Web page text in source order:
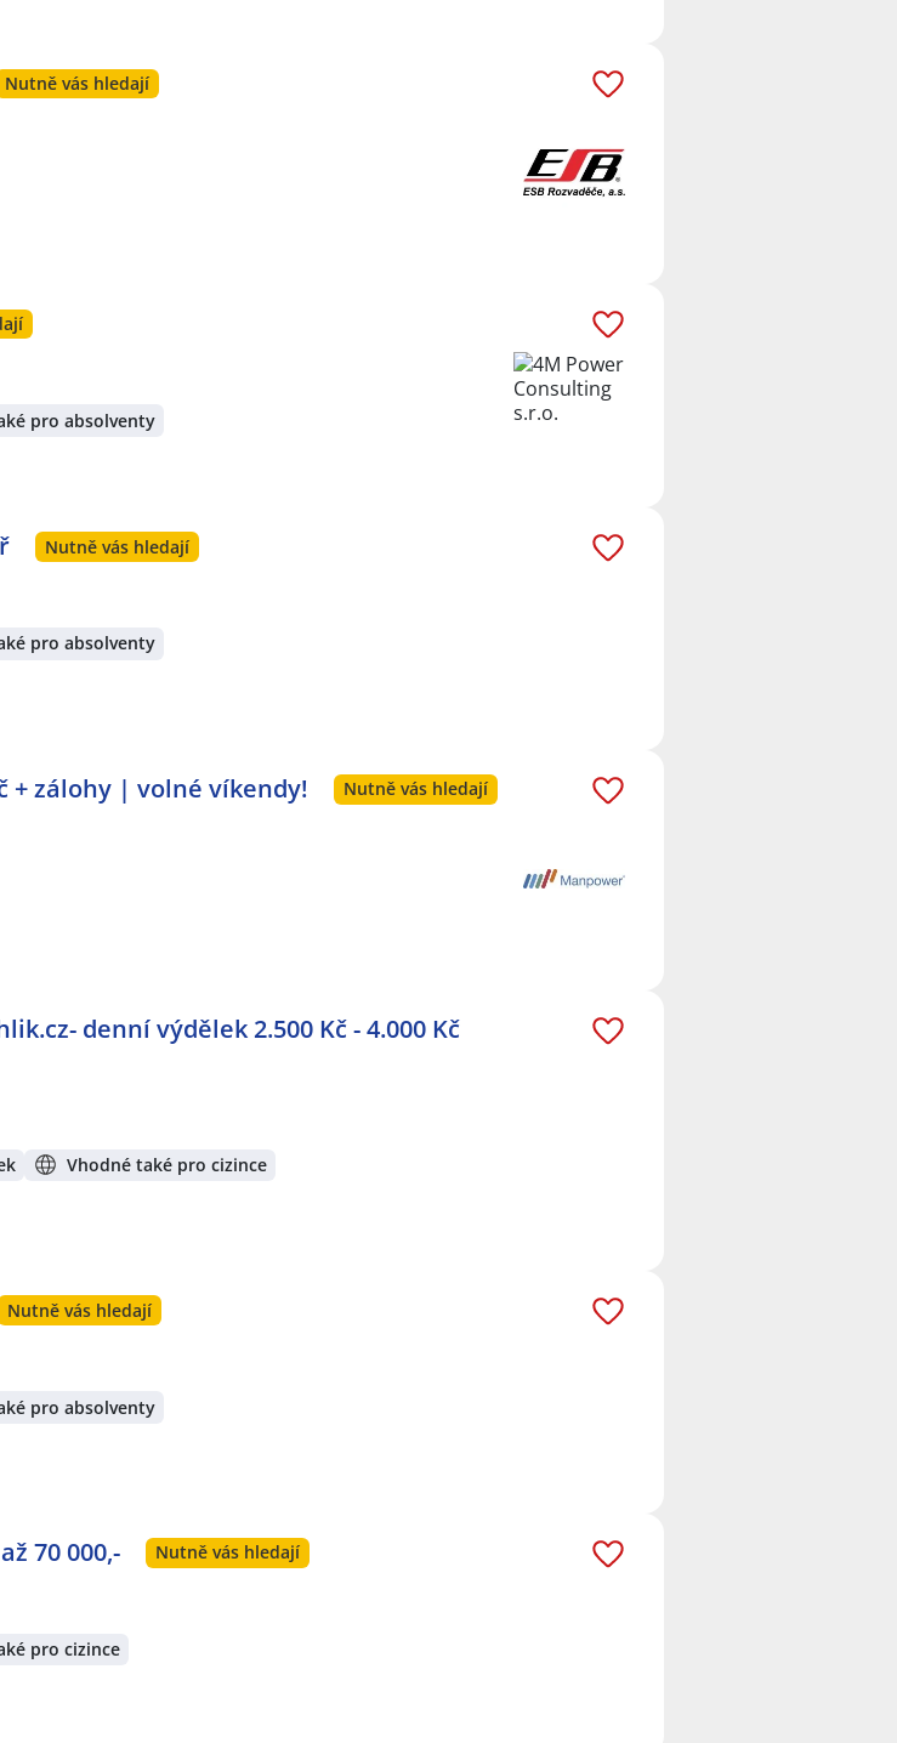
Nutně vás hledají
pro absolventy
Nutně vás hledají
pro absolventy
+ zálohy | volné víkendy! Nutně vás hledají
denní výdělek 2.500 Kč - 4.000 Kč
Vhodné také pro cizince
Nutně vás hledají
pro absolventy
70 000,- Nutně vás hledají
pro cizince